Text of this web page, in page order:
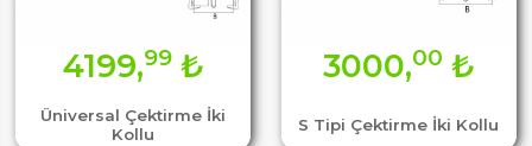
Üniversal Çektirme İki
Kollu
4199,99₺
S Tipi Çektirme İki Kollu
3000,00 ₺